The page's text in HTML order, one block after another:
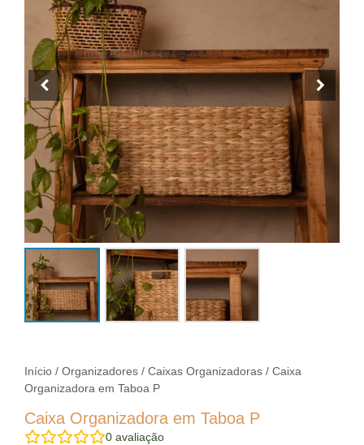
Início / Organizadores / Caixas Organizadoras / Caixa
Organizadora em Taboa P
Caixa Organizadora em Taboa P
0 avaliação